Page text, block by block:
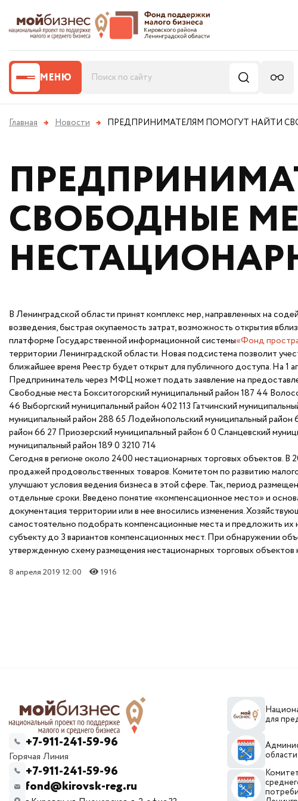
МЕНЮ
Главная → Новости → ПРЕДПРИНИМАТЕЛЯМ ПОМОГУТ НАЙТИ
СВОБОДНЫЕ
В Ленинградской области принят комплекс мер, направленных на
возведения, быстрая окупаемость затрат, возможность открытия
платформе Государственной информационной системы«Фонд
территории Ленинградской области. Новая подсистема позволит
ближайшее время Реестр будет открыт для публичного доступа. На
Предприниматель через МФЦ может подать заявление на
Свободные места Бокситогорский муниципальный район 187 44
46 Выборгский муниципальный район 402 113 Гатчинский
муниципальный район 288 65 Лодейнопольский муниципальный
район 66 27 Приозерский муниципальный район 6 0 Сланцевский
муниципальный район 189 0 3210 714
Сегодня в регионе около 2400 нестационарных торговых объектов.
продажей продовольственных товаров. Комитетом по развитию
улучшают условия ведения бизнеса в этой сфере. Так, период
отдельные сроки. Введено понятие «компенсационное место» и
документация территории или в нее вносились изменения.
самостоятельно подобрать компенсационные места и предложить
субъекту до 3 вариантов компенсационных мест. При обнаружении
утвержденную схему размещения нестационарных торговых
8 апреля 2019 12:00 1916
+7-911-241-59-96
Горячая Линия
+7-911-241-59-96
fond@kirovsk-reg.ru
для
области